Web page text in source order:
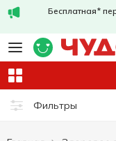
Бесплатная*
Фильтры